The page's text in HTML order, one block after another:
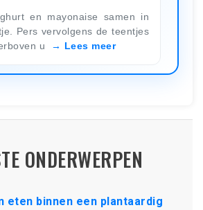
en mayonaise samen in
Pers vervolgens de teentjes
u
Lees meer
ONDERWERPEN
eten binnen een plantaardig